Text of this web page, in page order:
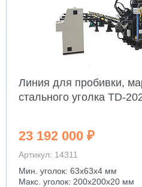
Линия для пробивки,
стального уголка TD-
23 192 000 ₽
Артикул: 14311
Мин. уголок: 63x63x4 мм
Макс. уголок: 200x200x20 мм